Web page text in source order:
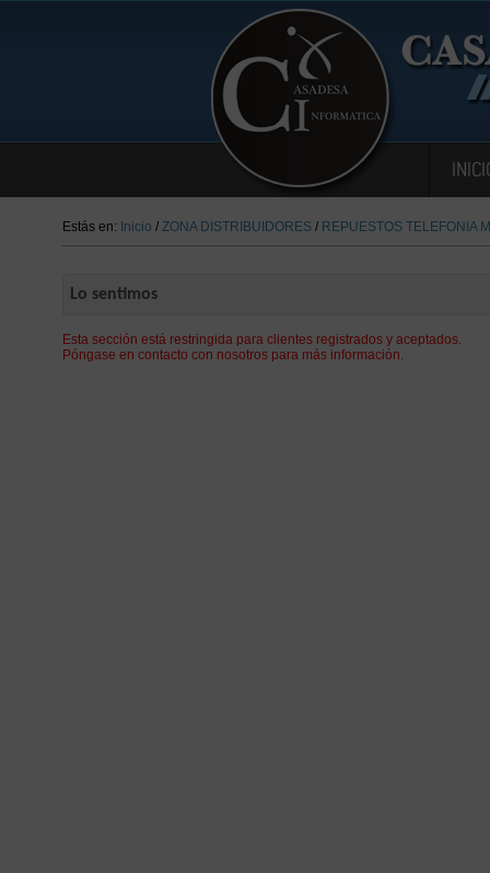
Estás en: Inicio / ZONA DISTRIBUIDORES / REPUESTOS TELEFONIA
Lo sentimos
Esta sección está restringida para clientes registrados y aceptados.
Póngase en contacto con nosotros para más información.